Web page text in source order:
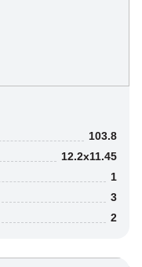
103.8
12.2х11.45
1
3
2